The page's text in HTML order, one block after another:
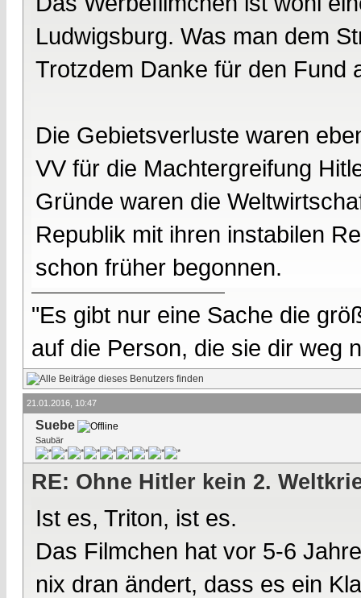
Ludwigsburg. Was man dem
Trotzdem Danke für den Fund
Die Gebietsverluste waren
VV für die Machtergreifung
Gründe waren die
Republik mit ihren instabilen
schon früher begonnen.
"Es gibt nur eine Sache die
auf die Person, die sie dir weg
21.01.2016, 10:47
Suebe
Saubär
RE: Ohne Hitler kein 2.
Ist es, Triton, ist es.
Das Filmchen hat vor 5-6
nix dran ändert, dass es ein